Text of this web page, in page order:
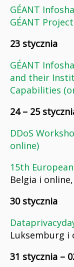
GÉANT
GÉANT
23 stycznia
GÉANT
and their
Capabilities
24 – 25
DDoS
online)
15th
Belgia i
30 stycznia
Luksemburg i
31 stycznia –